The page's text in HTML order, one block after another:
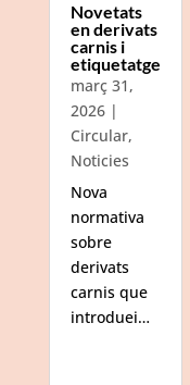
Novetats
en derivats
carnis i
etiquetatge
març 31,
2026|
Circular,
Noticies
Nova
normativa
sobre
derivats
carnis que
introduei…